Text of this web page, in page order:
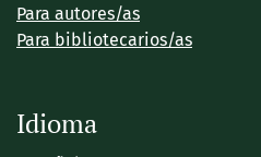
Para autores/as
Para bibliotecarios/as
Idioma